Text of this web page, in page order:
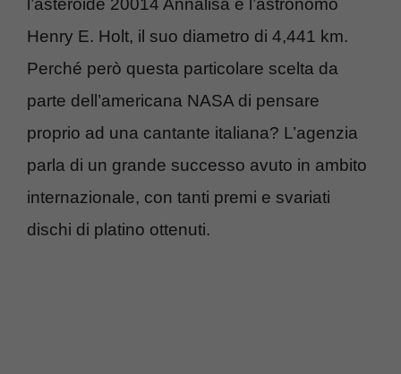
l’asteroide 20014 Annalisa è l’astronomo
Henry E. Holt, il suo diametro di 4,441 km.
Perché però questa particolare scelta da
parte dell’americana NASA di pensare
proprio ad una cantante italiana? L’agenzia
parla di un grande successo avuto in ambito
internazionale, con tanti premi e svariati
dischi di platino ottenuti.